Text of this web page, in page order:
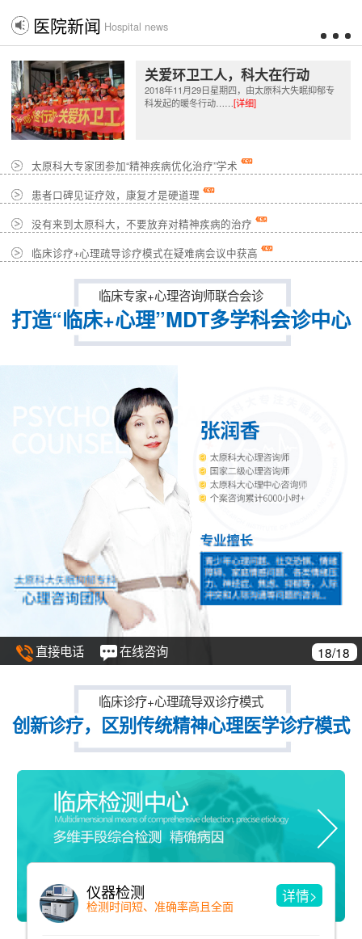
医院新闻 Hospital news
关爱环卫工人，科大在行动
2018年11月29日星期四，由太原科大失眠抑郁专
科发起的暖冬行动……[详细]
太原科大专家团参加“精神疾病优化治疗”学术
患者口碑见证疗效，康复才是硬道理
没有来到太原科大，不要放弃对精神疾病的治疗
临床诊疗+心理疏导诊疗模式在疑难病会议中获高
临床专家+心理咨询师联合会诊
打造“临床+心理”MDT多学科会诊中心
直接电话 在线咨询 18/18
临床诊疗+心理疏导双诊疗模式
创新诊疗，区别传统精神心理医学诊疗模式
仪器检测
检测时间短、准确率高且全面
详情>